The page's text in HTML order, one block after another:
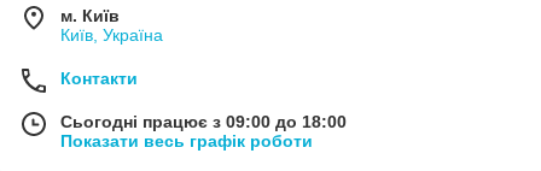
м. Київ
Київ, Україна
Контакти
Сьогодні працює з 09:00 до 18:00
Показати весь графік роботи